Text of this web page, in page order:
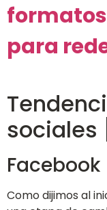
para
sociales
Facebook
Como dijimos al